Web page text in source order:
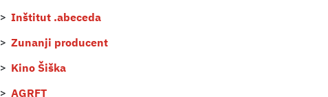
Inštitut .abeceda
Zunanji producent
Kino Šiška
AGRFT